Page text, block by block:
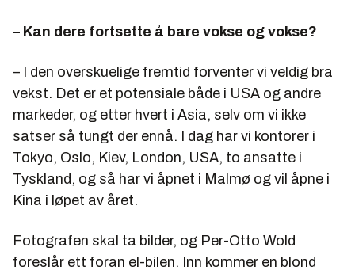
– Kan dere fortsette å bare vokse og vokse?
– I den overskuelige fremtid forventer vi veldig bra
vekst. Det er et potensiale både i USA og andre
markeder, og etter hvert i Asia, selv om vi ikke
satser så tungt der ennå. I dag har vi kontorer i
Tokyo, Oslo, Kiev, London, USA, to ansatte i
Tyskland, og så har vi åpnet i Malmø og vil åpne i
Kina i løpet av året.
Fotografen skal ta bilder, og Per-Otto Wold
foreslår ett foran el-bilen. Inn kommer en blond